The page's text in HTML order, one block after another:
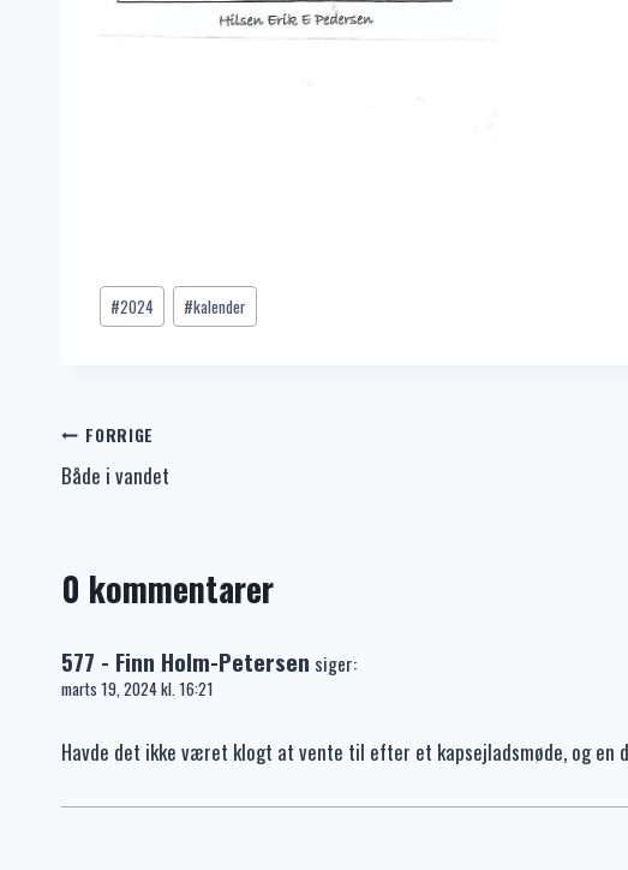
Indlæg-
tags:
#2024 #kalender
Indlægsnavigation
FORRIGE
Både i vandet
0 kommentarer
577 - Finn Holm-Petersen siger:
marts 19, 2024 kl. 16:21
Havde det ikke været klogt at vente til efter et kapsejladsmøde, og